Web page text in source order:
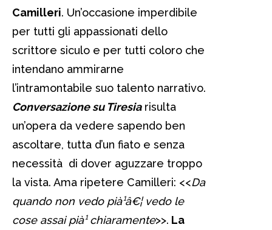
Camilleri. Un’occasione imperdibile
per tutti gli appassionati dello
scrittore siculo e per tutti coloro che
intendano ammirarne
l’intramontabile suo talento narrativo.
Conversazione su Tiresiarisulta
un’opera da vedere sapendo ben
ascoltare, tutta d’un fiato e senza
necessità di dover aguzzare troppo
la vista. Ama ripetere Camilleri: <<Da
quando non vedo pià¹â€¦ vedo le
cose assai pià¹ chiaramente>>. La